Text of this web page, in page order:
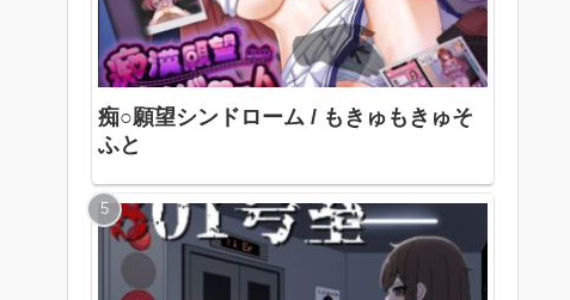
痴○願望シンドローム / もきゅもきゅそ
ふと